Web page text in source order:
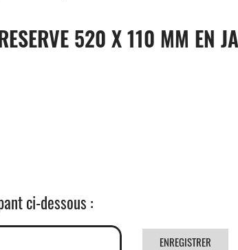
520 X 110 MM EN
ci-dessous :
ENREGISTRER